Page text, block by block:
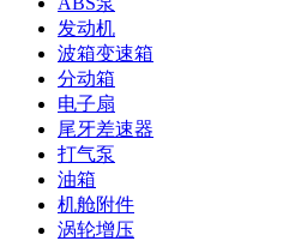
发动机
波箱变速箱
分动箱
电子扇
尾牙差速器
打气泵
油箱
机舱附件
涡轮增压